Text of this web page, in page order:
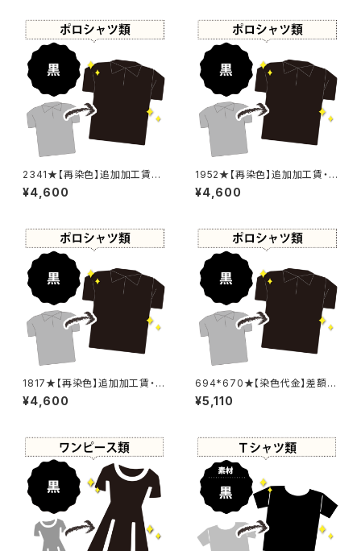
2341★【再染色】追加加工賃・
黒染め
¥4,600
1952★【再染色】追加加工賃・
黒染め
¥4,600
1817★【再染色】追加加工賃・黒
染め
¥4,600
694*670★【染色代金】差額追
加加工賃
¥5,110